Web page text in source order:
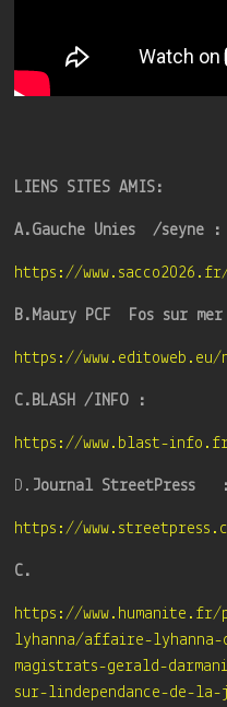
LIENS SITES AMIS:
A.Gauche Unies /seyne :
https://
B.Maury PCF Fos sur mer
https://www.editoweb.eu/
C.BLASH /INFO :
https://www.blast-
D. Journal StreetPress
https://
C.
https://
lyhanna/affaire-
magistrats-gerald-
sur-lindependance-de-